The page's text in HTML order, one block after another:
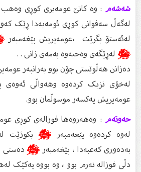
شەشەم: وە کاتێ عومەیری کوڕی وەهب
لەگەڵ سەفوانی کوڕی ئومەیەدا ڕێک
لەئەستۆ بگرێت ،عومەیریش پێغەمبەر
ﷺلەڕێگەی وەحیەوە بەمەی زانی . .
دەزانن هەڵوێستی چۆن بوو بەرانبەر عومەیر ؟
لەخۆی نزیک کردەوە وهەواڵی ئەوەی
عومەیریش یەکسەر موسوڵمان بوو.
حەوتەم: وەهەروەها فوزالەی کوڕی
لەوە کردەوە پێغەمبەرﷺبکوژێت
بەدەوری کەعبەدا ، پێغەمبەرﷺدەستی
دڵی فوزالە نەرم بوو ، وە بووە یەکێک